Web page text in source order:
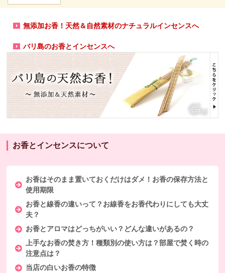
無添加お香！天然＆自然素材のナチュラルインセンスへ
バリ島のお香とインセンスへ
お香とインセンスについて
お香はそのまま置いておくだけはダメ！お香の保存方法と
使用期限
お香と線香の違いって？お線香をお香代わりにしても大丈
夫？
お香とアロマはどっちがいい？どんな違いがあるの？
上手なお香の焚き方！種類別の使い方は？部屋で焚く時の
注意点は？
当店の白いお香の特徴